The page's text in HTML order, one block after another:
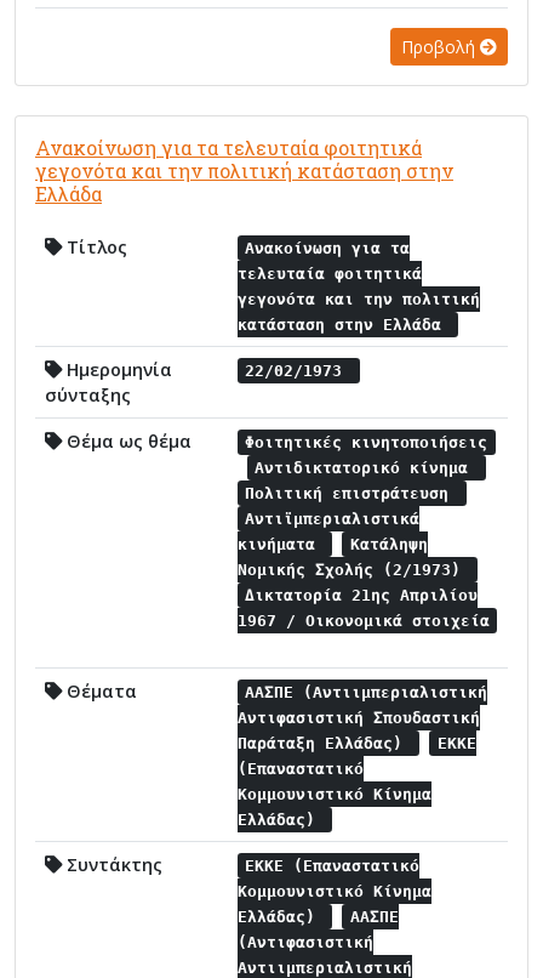
Προβολή
Ανακοίνωση για τα τελευταία φοιτητικά
γεγονότα και την πολιτική κατάσταση στην
Ελλάδα
Τίτλος
Ανακοίνωση για τα
τελευταία φοιτητικά
γεγονότα και την πολιτική
κατάσταση στην Ελλάδα
Ημερομηνία
σύνταξης
22/02/1973
Θέμα ως θέμα
Φοιτητικές κινητοποιήσεις
Αντιδικτατορικό κίνημα
Πολιτική επιστράτευση
Αντιϊμπεριαλιστικά
κινήματα
Κατάληψη
Νομικής Σχολής (2/1973)
Δικτατορία 21ης Απριλίου
1967 / Οικονομικά στοιχεία
Θέματα
ΑΑΣΠΕ (Αντιιμπεριαλιστική
Αντιφασιστική Σπουδαστική
Παράταξη Ελλάδας)
ΕΚΚΕ
(Επαναστατικό
Κομμουνιστικό Κίνημα
Ελλάδας)
Συντάκτης
ΕΚΚΕ (Επαναστατικό
Κομμουνιστικό Κίνημα
Ελλάδας)
ΑΑΣΠΕ
(Αντιφασιστική
Αντιιμπεριαλιστική